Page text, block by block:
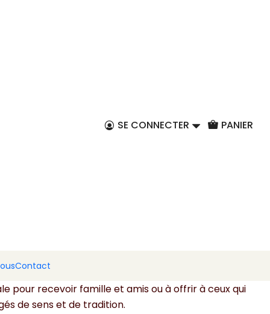
SE CONNECTER PANIER
Contact
au panier
de rouge, de bleu et de blanc, chaque tasse
en un moment privilégié, évoquant le savoir-faire
pour recevoir famille et amis ou à offrir à ceux qui
de sens et de tradition.